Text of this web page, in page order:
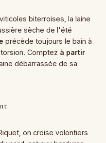
biterroises, la laine
sèche de l'été
précède toujours le bain à
Comptez à partir
débarrassée de sa
on croise volontiers